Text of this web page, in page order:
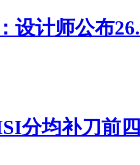
设计师公布
分均补刀前